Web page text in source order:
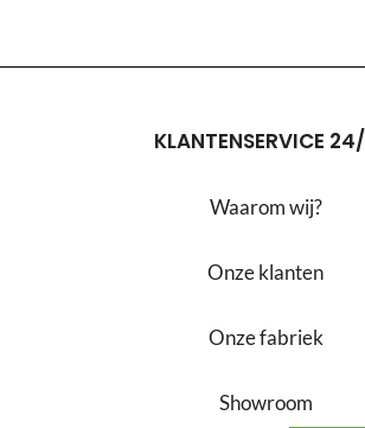
KLANTENSERVICE
Waarom wij?
Onze klanten
Onze fabriek
Showroom